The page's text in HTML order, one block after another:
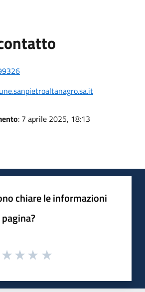
: 7 aprile 2025, 18:13
chiare le informazioni